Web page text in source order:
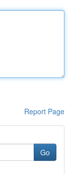
Report Page
Go